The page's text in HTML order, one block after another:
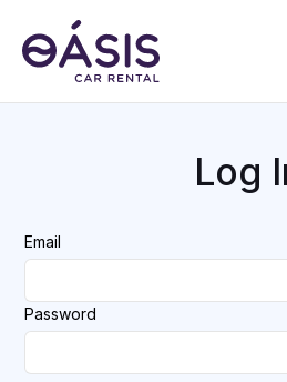
Log
Email
Password